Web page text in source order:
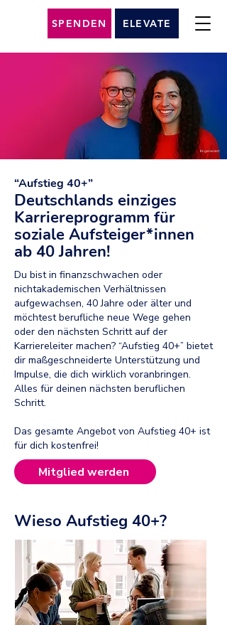
ELEVATE
SPENDEN
KI-generiert
“Aufstieg 40+”
Deutschlands einziges
Karriereprogramm für
soziale Aufsteiger*innen
ab 40 Jahren!
Du bist in finanzschwachen oder
nichtakademischen Verhältnissen
aufgewachsen, 40 Jahre oder älter und
möchtest berufliche neue Wege gehen
oder den nächsten Schritt auf der
Karriereleiter machen? “Aufstieg 40+” bietet
dir maßgeschneiderte Unterstützung und
Impulse, die dich wirklich voranbringen.
Alles für deinen nächsten beruflichen
Schritt.​
Das gesamte Angebot von Aufstieg 40+ ist
für dich kostenfrei!
Mitglied werden
Wieso Aufstieg 40+?